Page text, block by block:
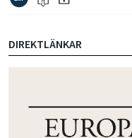
DIREKTLÄNKAR